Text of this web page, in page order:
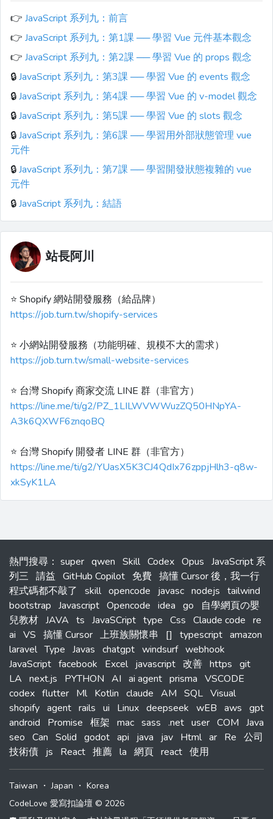
👉 JavaScript 系列九：前言
👉 JavaScript 系列九：第1課 ── 學習 Vue 元件基本觀念
👉 JavaScript 系列九：第2課 ── 學習 Vue 的 props 觀念
🔒JavaScript 系列九：第3課 ── 學習 Vue 的 events 觀念
🔒JavaScript 系列九：第4課 ── 學習 Vue 的 v-model 觀念
🔒JavaScript 系列九：第5課 ── 學習 Vue 的 slots 觀念
🔒JavaScript 系列九：第6課 ── 學習用外部狀態管理 vue
元件
🔒JavaScript 系列九：第7課 ── 學習開發狀態複雜的 vue
元件
🔒JavaScript 系列九：結語
站長阿川
⭐️ Shopify 網站開發服務（給品牌）
https://job.turn.tw/shopify-services
⭐️ 小網站開發服務（功能明確、規模不大的需求）
https://job.turn.tw/small-website-services
⭐️ 台灣 Shopify 商家交流 LINE 群（非官方）
https://line.me/ti/g2/PZ_1LILWVWWuzZQ50HNpYA-
A3k6QXWF6znqoBQ
⭐️ 台灣 Shopify 開發者 LINE 群（非官方）
https://line.me/ti/g2/YUasX5K3CJ4QdIx76zppjHlh3-q8w-
xkSyK1LA
熱門搜尋 ： super qwen Skill Codex Opus JavaScript 系
列三 請益 GitHub Copilot 免費 搞懂 Cursor 後，我一行
程式碼都不敲了
skill opencode javasc nodejs tailwind
bootstrap Javascript Opencode idea go
自學網頁の嬰
兒教材 JAVA ts JavaSCript type Css Claude code re
ai VS 搞懂 Cursor 上班族關懷串 [] typescript amazon
laravel Type Javas chatgpt windsurf webhook
JavaScript facebook Excel javascript 改善 https git
LA next.js PYTHON AI ai agent prisma VSCODE
codex flutter Ml Kotlin claude AM SQL Visual
shopify agent rails ui Linux deepseek wEB aws gpt
android
Promise 框架 mac sass .net user COM Java
seo Can Solid godot api java jav Html ar Re 公司
技術債 js React 推薦 la 網頁 react 使用
Taiwan ・Japan ・ Korea
CodeLove 愛寫扣論壇 © 2026